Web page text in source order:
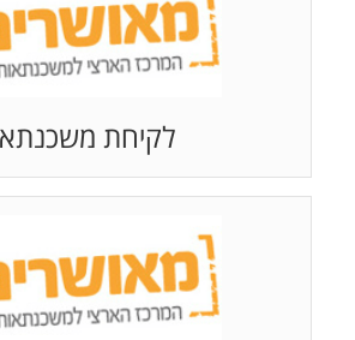
לקיחת משכנתא